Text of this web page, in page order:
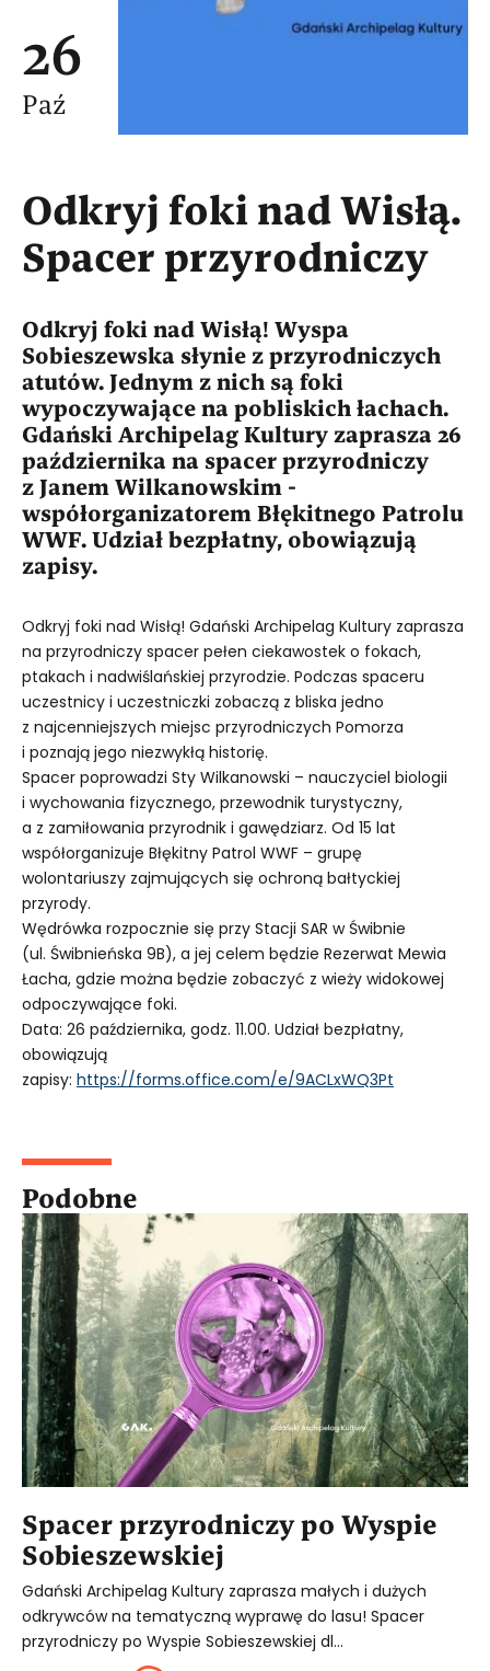
26
Paź
Odkryj foki nad Wisłą.
Spacer przyrodniczy
Odkryj foki nad Wisłą! Wyspa
Sobieszewska słynie z przyrodniczych
atutów. Jednym z nich są foki
wypoczywające na pobliskich łachach.
Gdański Archipelag Kultury zaprasza 26
października na spacer przyrodniczy
z Janem Wilkanowskim -
współorganizatorem Błękitnego Patrolu
WWF. Udział bezpłatny, obowiązują
zapisy.
Odkryj foki nad Wisłą! Gdański Archipelag Kultury zaprasza
na przyrodniczy spacer pełen ciekawostek o fokach,
ptakach i nadwiślańskiej przyrodzie. Podczas spaceru
uczestnicy i uczestniczki zobaczą z bliska jedno
z najcenniejszych miejsc przyrodniczych Pomorza
i poznają jego niezwykłą historię.
Spacer poprowadzi Sty Wilkanowski – nauczyciel biologii
i wychowania fizycznego, przewodnik turystyczny,
a z zamiłowania przyrodnik i gawędziarz. Od 15 lat
współorganizuje Błękitny Patrol WWF – grupę
wolontariuszy zajmujących się ochroną bałtyckiej
przyrody.
Wędrówka rozpocznie się przy Stacji SAR w Świbnie
(ul. Świbnieńska 9B), a jej celem będzie Rezerwat Mewia
Łacha, gdzie można będzie zobaczyć z wieży widokowej
odpoczywające foki.
Data: 26 października, godz. 11.00. Udział bezpłatny,
obowiązują
zapisy: https://forms.office.com/e/9ACLxWQ3Pt
Podobne
Spacer przyrodniczy po Wyspie
Sobieszewskiej
Gdański Archipelag Kultury zaprasza małych i dużych
odkrywców na tematyczną wyprawę do lasu! Spacer
przyrodniczy po Wyspie Sobieszewskiej dl...